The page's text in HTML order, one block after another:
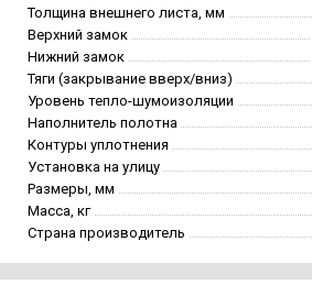
Толщина внешнего листа, мм
Верхний замок
Нижний замок
Тяги (закрывание вверх/вниз)
Уровень тепло-шумоизоляции
Наполнитель полотна
Контуры уплотнения
Установка на улицу
Размеры, мм
Масса, кг
Страна производитель